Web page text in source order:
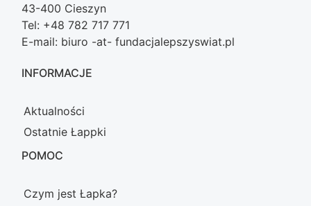
43-400 Cieszyn
Tel: +48 782 717 771
E-mail: biuro -at- fundacjalepszyswiat.pl
INFORMACJE
Aktualności
Ostatnie Łappki
POMOC
Czym jest Łapka?